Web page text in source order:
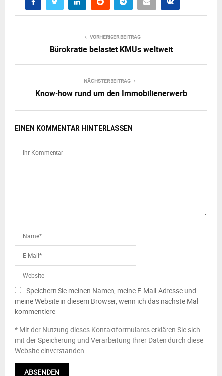
VORHERIGER BEITRAG
Bürokratie belastet KMUs weltweit
NÄCHSTER BEITRAG
Know-how rund um den Immobilienerwerb
EINEN KOMMENTAR HINTERLASSEN
Speichern Sie meinen Namen, meine E-Mail-Adresse und
meine Website in diesem Browser, wenn ich das nächste Mal
kommentiere.
* Mit der Nutzung dieses Kontaktformulares erklären Sie sich
mit der Speicherung und Verarbeitung Ihrer Daten durch diese
Website einverstanden.